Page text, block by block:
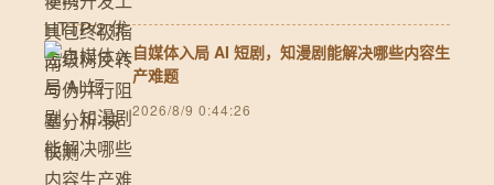
自媒体入局 AI 短剧，知漫剧能解决哪些内容生
产难题
2026/8/9 0:44:26